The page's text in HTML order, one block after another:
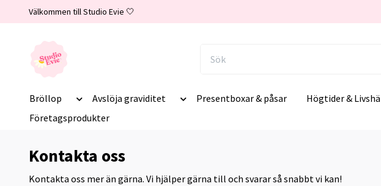
Välkommen till Studio Evie 🤍
Bröllop Avslöja graviditet Presentboxar & påsar Högtider &
Företagsprodukter
Kontakta oss
Kontakta oss mer än gärna. Vi hjälper gärna till och svarar så snabbt vi kan!